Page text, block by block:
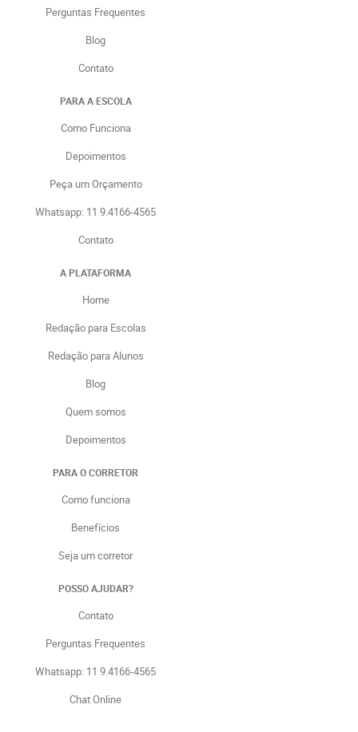
Perguntas Frequentes
Blog
Contato
PARA A ESCOLA
Como Funciona
Depoimentos
Peça um Orçamento
Whatsapp: 11 9.4166-4565
Contato
A PLATAFORMA
Home
Redação para Escolas
Redação para Alunos
Blog
Quem somos
Depoimentos
PARA O CORRETOR
Como funciona
Benefícios
Seja um corretor
POSSO AJUDAR?
Contato
Perguntas Frequentes
Whatsapp: 11 9.4166-4565
Chat Online